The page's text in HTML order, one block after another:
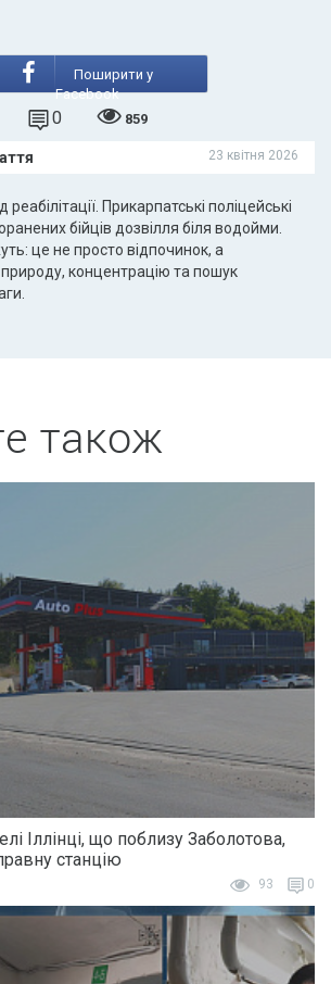
Поширити у
Facebook
0 859
23 квітня 2026
Прикарпатські поліцейські
бійців дозвілля біля водойми.
це не просто відпочинок, а
концентрацію та пошук
також
Іллінці, що поблизу Заболотова,
станцію
93 0